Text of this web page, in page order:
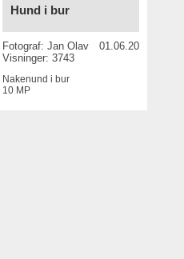
Hund i bur
Fotograf:Jan Olav
01.06.2015
Visninger: 3743
Nakenund i bur
10 MP